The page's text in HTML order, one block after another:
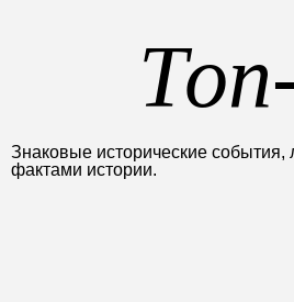
Знаковые исторические
фактами истории.